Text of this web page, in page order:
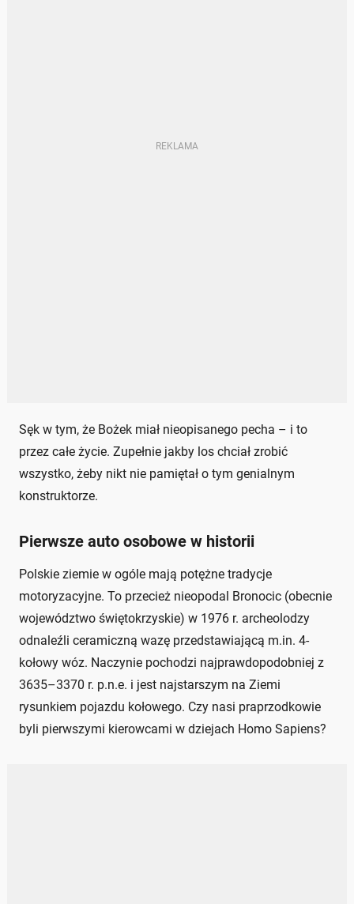
Sęk w tym, że Bożek miał nieopisanego pecha – i to
przez całe życie. Zupełnie jakby los chciał zrobić
wszystko, żeby nikt nie pamiętał o tym genialnym
konstruktorze.
Pierwsze auto osobowe w historii
Polskie ziemie w ogóle mają potężne tradycje
motoryzacyjne. To przecież nieopodal Bronocic (obecnie
województwo świętokrzyskie) w 1976 r. archeolodzy
odnaleźli ceramiczną wazę przedstawiającą m.in. 4-
kołowy wóz. Naczynie pochodzi najprawdopodobniej z
3635–3370 r. p.n.e. i jest najstarszym na Ziemi
rysunkiem pojazdu kołowego. Czy nasi praprzodkowie
byli pierwszymi kierowcami w dziejach Homo Sapiens?